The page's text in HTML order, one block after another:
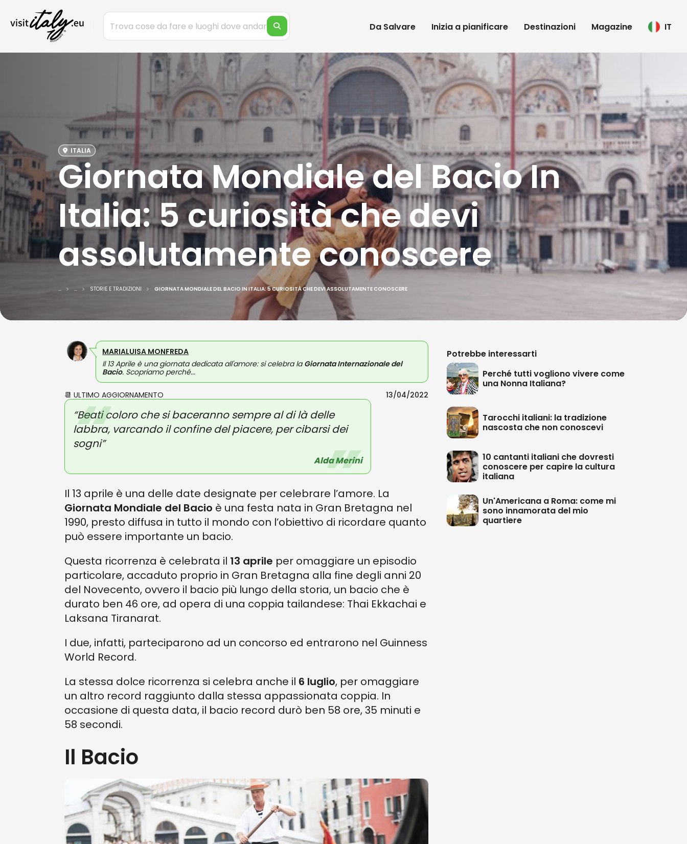
Da Salvare Inizia a pianificare Destinazioni Magazine IT
ITALIA
Giornata Mondiale del Bacio In
Italia: 5 curiosità che devi
assolutamente conoscere
... ... STORIE E TRADIZIONI GIORNATA MONDIALE DEL BACIO IN ITALIA: 5 CURIOSITÀ CHE DEVI ASSOLUTAMENTE CONOSCERE
MARIALUISA MONFREDA
Il 13 Aprile è una giornata dedicata all'amore: si celebra laGiornata Internazionale del
Bacio. Scopriamo perché...
📆 ULTIMO AGGIORNAMENTO 13/04/2022
“Beati coloro che si baceranno sempre al di là delle
labbra, varcando il confine del piacere, per cibarsi dei
sogni”
Alda Merini
Il 13 aprile è una delle date designate per celebrare l’amore. La
Giornata Mondiale del Bacio è una festa nata in Gran Bretagna nel
1990, presto diffusa in tutto il mondo con l’obiettivo di ricordare quanto
può essere importante un bacio.
Questa ricorrenza è celebrata il 13 aprile per omaggiare un episodio
particolare, accaduto proprio in Gran Bretagna alla fine degli anni 20
del Novecento, ovvero il bacio più lungo della storia, un bacio che è
durato ben 46 ore, ad opera di una coppia tailandese: Thai Ekkachai e
Laksana Tiranarat.
I due, infatti, parteciparono ad un concorso ed entrarono nel Guinness
World Record.
La stessa dolce ricorrenza si celebra anche il 6 luglio, per omaggiare
un altro record raggiunto dalla stessa appassionata coppia. In
occasione di questa data, il bacio record durò ben 58 ore, 35 minuti e
58 secondi.
Il Bacio
Potrebbe interessarti
Perché tutti vogliono vivere come
una Nonna Italiana?
Tarocchi italiani: la tradizione
nascosta che non conoscevi
10 cantanti italiani che dovresti
conoscere per capire la cultura
italiana
Un'Americana a Roma: come mi
sono innamorata del mio
quartiere